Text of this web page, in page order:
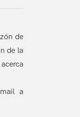
de
de la
a